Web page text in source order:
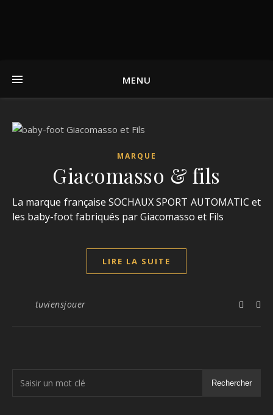
MENU
MARQUE
Giacomasso & fils
La marque française SOCHAUX SPORT AUTOMATIC et
les baby-foot fabriqués par Giacomasso et Fils
LIRE LA SUITE
tuviensjouer
Rechercher